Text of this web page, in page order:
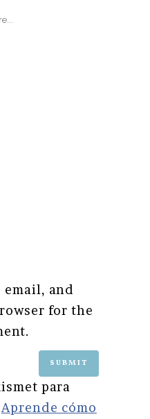
email, and
for the
para
Aprende cómo